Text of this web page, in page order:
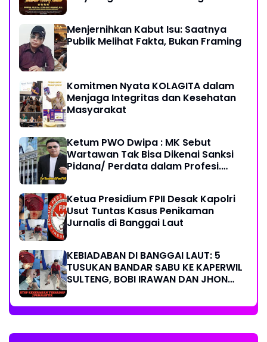
Menjernihkan Kabut Isu: Saatnya
Publik Melihat Fakta, Bukan Framing
Komitmen Nyata KOLAGITA dalam
Menjaga Integritas dan Kesehatan
Masyarakat
Ketum PWO Dwipa : MK Sebut
Wartawan Tak Bisa Dikenai Sanksi
Pidana/ Perdata dalam Profesi.
Ketua Presidium FPII Desak Kapolri
Usut Tuntas Kasus Penikaman
Jurnalis di Banggai Laut
KEBIADABAN DI BANGGAI LAUT: 5
TUSUKAN BANDAR SABU KE KAPERWIL
SULTENG, BOBI IRAWAN DAN JHON
KERAS KINERJA POLRI!